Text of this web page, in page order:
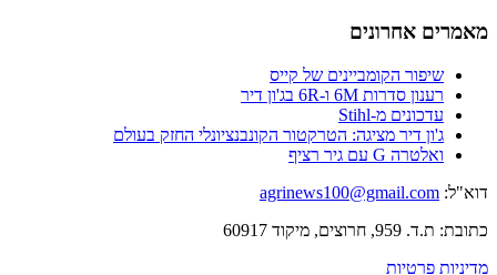
מאמרים אחרונים
שיפור הקומביינים של קייס
רענון סדרות 6M ו-6R בג'ון דיר
עדכונים מ-Stihl
ג'ון דיר מציגה: הטרקטור הקונבנציונלי החזק בעולם
ואלטרה G עם גיר רציף
דוא"ל: agrinews100@gmail.com
כתובת: ת.ד. 959, חרוצים, מיקוד 60917
מדיניות פרטיות